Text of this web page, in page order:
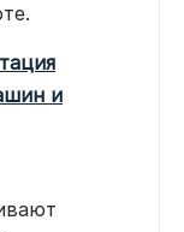
и